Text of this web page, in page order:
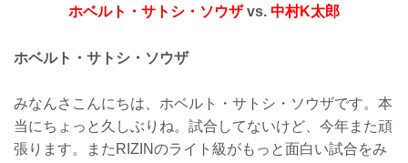
ホベルト・サトシ・ソウザvs. 中村K太郎
ホベルト・サトシ・ソウザ
みなんさこんにちは、ホベルト・サトシ・ソウザです。本
当にちょっと久しぶりね。試合してないけど、今年また頑
張ります。またRIZINのライト級がもっと面白い試合をみ